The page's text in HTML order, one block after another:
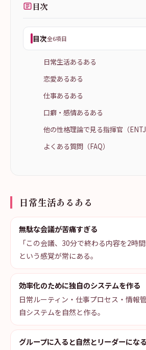
目次
目次全6項目
日常生活あるある
恋愛あるある
仕事あるある
口癖・感情あるある
他の性格理論で見る指揮官（ENTJ
よくある質問（FAQ）
日常生活あるある
無駄な会議が苦痛すぎる
「この会議、30分で終わる内容を2時
という感覚が常にある。
効率化のために独自のシステムを作る
日常ルーティン・仕事プロセス・情報
自システムを自然と作る。
グループに入ると自然とリーダーになる